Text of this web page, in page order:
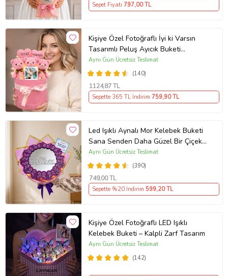
Sepet Fiyatı 797,00 TL
Kişiye Özel Fotoğraflı İyi ki Varsın
Tasarımlı Peluş Ayıcık Buketi
(Pembe)
(140)
Aynı Gün Ücretsiz Teslimat
1124,87 TL
Sepette 365 TL İndirim 759,90 TL
Led Işıklı Aynalı Mor Kelebek Buketi
Sana Senden Daha Güzel Bir Çiçek
Bulamadım Ayna Buket Sevgiliye
Hediye
(390)
Aynı Gün Ücretsiz Teslimat
749,00 TL
Sepette %20 İndirim 599,20 TL
Kişiye Özel Fotoğraflı LED Işıklı
Kelebek Buketi – Kalpli Zarf Tasarım
(142)
Aynı Gün Ücretsiz Teslimat